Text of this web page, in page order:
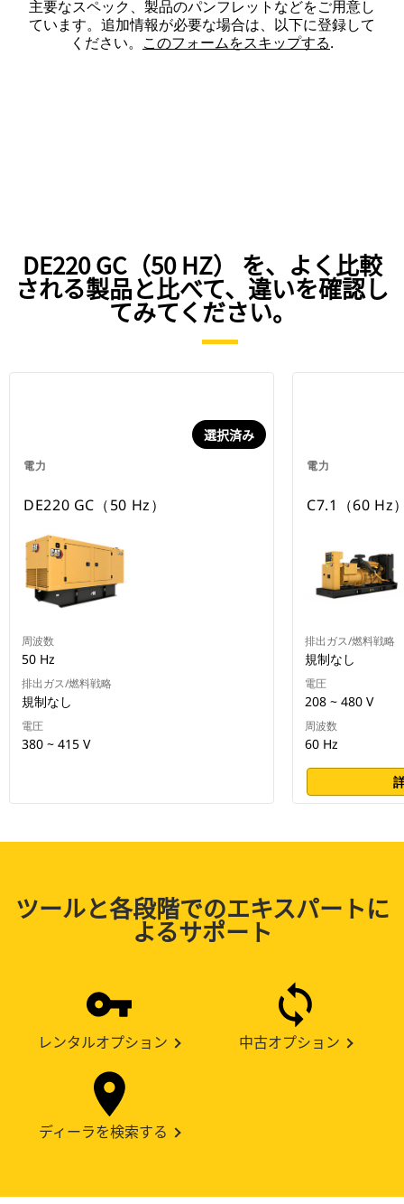
主要なスペック、製品のパンフレットなどをご用意し
ています。追加情報が必要な場合は、以下に登録して
ください。 このフォームをスキップする.
DE220 GC（50 HZ） を、よく比較
される製品と比べて、違いを確認し
てみてください。
電力
選択済み
DE220 GC（50 Hz）
周波数
50 Hz
排出ガス/燃料戦略
規制なし
電圧
380 ~ 415 V
電力
C7.1（60 Hz
排出ガス/燃料戦略
規制なし
電圧
208 ~ 480 V
周波数
60 Hz
ツールと各段階でのエキスパートに
よるサポート
レンタルオプション 中古オプション
ディーラを検索する